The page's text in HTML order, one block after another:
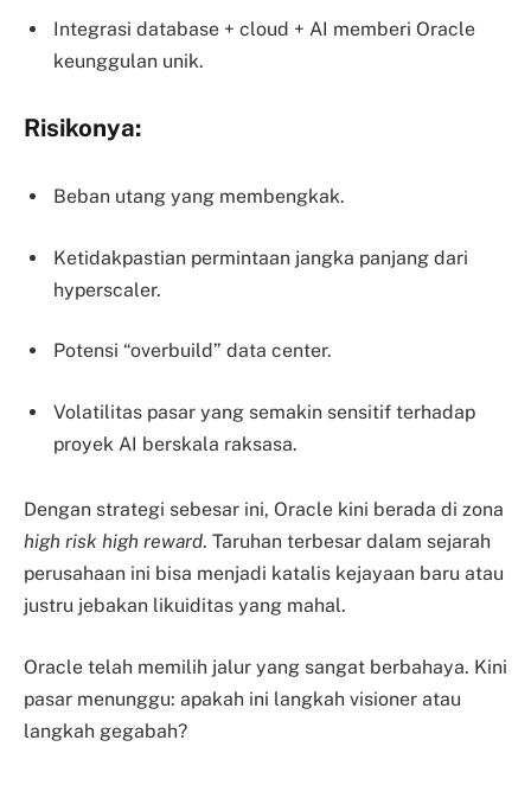
Integrasi database + cloud + AI memberi Oracle
keunggulan unik.
Risikonya:
Beban utang yang membengkak.
Ketidakpastian permintaan jangka panjang dari
hyperscaler.
Potensi “overbuild” data center.
Volatilitas pasar yang semakin sensitif terhadap
proyek AI berskala raksasa.
Dengan strategi sebesar ini, Oracle kini berada di zona
high risk high reward. Taruhan terbesar dalam sejarah
perusahaan ini bisa menjadi katalis kejayaan baru atau
justru jebakan likuiditas yang mahal.
Oracle telah memilih jalur yang sangat berbahaya. Kini
pasar menunggu: apakah ini langkah visioner atau
langkah gegabah?